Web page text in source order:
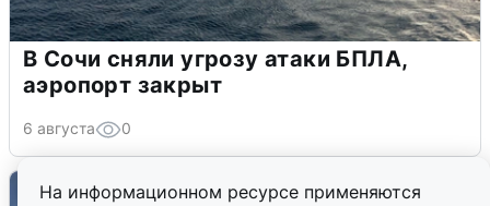
На информационном ресурсе применяются
В Сочи сняли угрозу атаки БПЛА,
аэропорт закрыт
6 августа 0